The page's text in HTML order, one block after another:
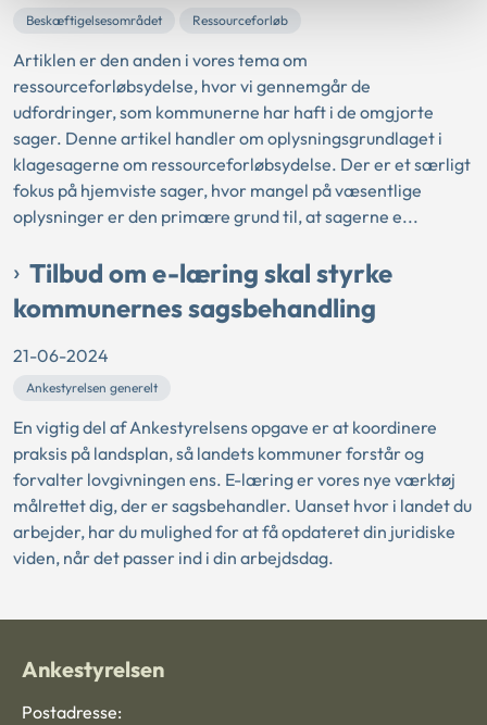
Beskæftigelsesområdet Ressourceforløb
Artiklen er den anden i vores tema om
ressourceforløbsydelse, hvor vi gennemgår de
udfordringer, som kommunerne har haft i de omgjorte
sager. Denne artikel handler om oplysningsgrundlaget i
klagesagerne om ressourceforløbsydelse. Der er et særligt
fokus på hjemviste sager, hvor mangel på væsentlige
oplysninger er den primære grund til, at sagerne e...
Tilbud om e-læring skal styrke
kommunernes sagsbehandling
21-06-2024
Ankestyrelsen generelt
En vigtig del af Ankestyrelsens opgave er at koordinere
praksis på landsplan, så landets kommuner forstår og
forvalter lovgivningen ens. E-læring er vores nye værktøj
målrettet dig, der er sagsbehandler. Uanset hvor i landet du
arbejder, har du mulighed for at få opdateret din juridiske
viden, når det passer ind i din arbejdsdag.
Ankestyrelsen
Postadresse: